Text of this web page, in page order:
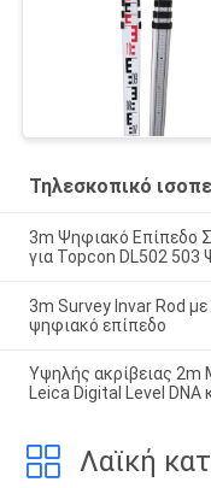
Τηλεσκοπικό
3m Ψηφιακό Επίπεδο
για Topcon DL502 503
3m Survey Invar Rod
ψηφιακό επίπεδο
Υψηλής ακρίβειας 2m
Leica Digital Level DNA
Λαϊκή